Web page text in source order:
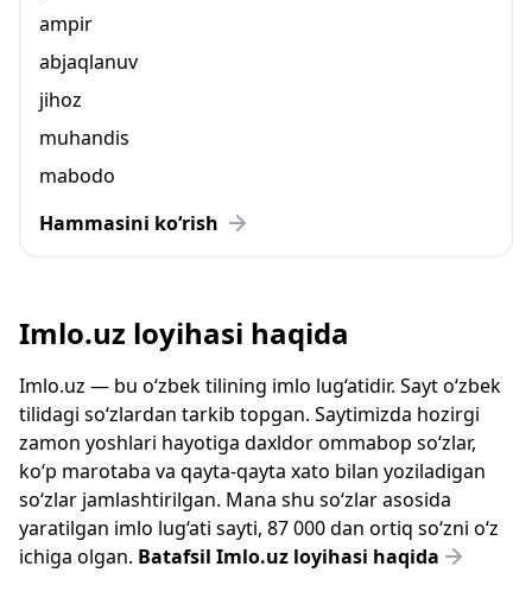
ampir
abjaqlanuv
jihoz
muhandis
mabodo
Hammasini ko‘rish
Imlo.uz loyihasi haqida
Imlo.uz — bu o‘zbek tilining imlo lug‘atidir. Sayt o‘zbek
tilidagi so‘zlardan tarkib topgan. Saytimizda hozirgi
zamon yoshlari hayotiga daxldor ommabop so‘zlar,
ko‘p marotaba va qayta-qayta xato bilan yoziladigan
so‘zlar jamlashtirilgan. Mana shu so‘zlar asosida
yaratilgan imlo lug‘ati sayti, 87 000 dan ortiq so‘zni o‘z
ichiga olgan. Batafsil Imlo.uz loyihasi haqida